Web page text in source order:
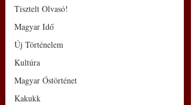
Tisztelt Olvasó!
Magyar Idő
Új Történelem
Kultúra
Magyar Őstörténet
Kakukk